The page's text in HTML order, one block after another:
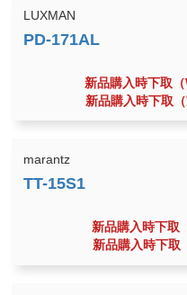
LUXMAN
新品購入時下取（
新品購入時下取（
marantz
新品購入時下取
新品購入時下取